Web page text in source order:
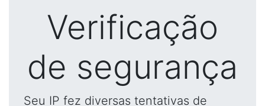
Verificação
de segurança
Seu IP fez diversas tentativas de